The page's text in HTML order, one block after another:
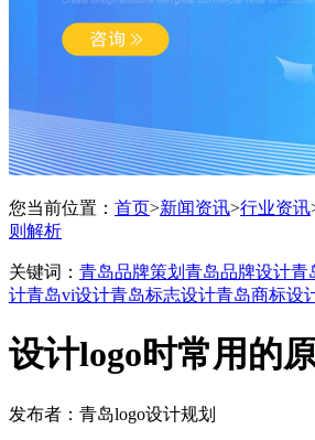
您当前位置： 首页>新闻资讯>行业资讯
则解析
关键词： 青岛品牌策划 青岛品牌设计青
计青岛vi设计青岛标志设计青岛商标设
设计logo时常用的
发布者：青岛logo设计规划